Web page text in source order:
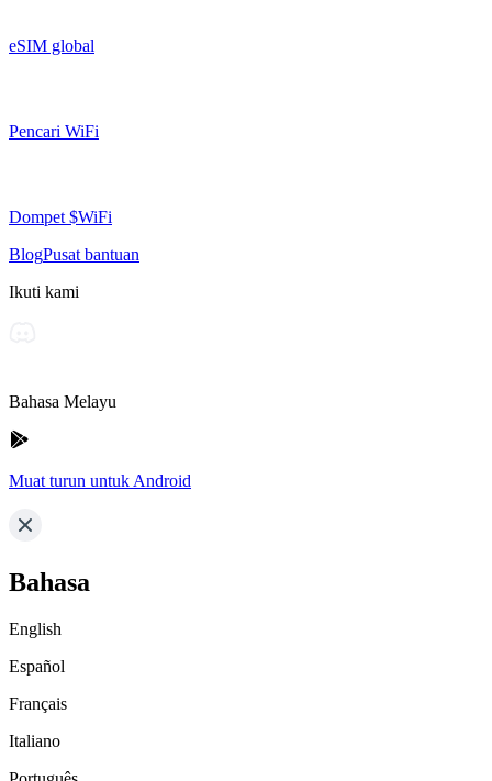
eSIM global
Pencari WiFi
Dompet $WiFi
BlogPusat bantuan
Ikuti kami
Bahasa Melayu
Muat turun untuk Android
Bahasa
English
Español
Français
Italiano